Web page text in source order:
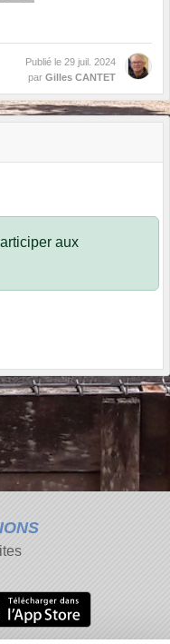
Publié le 29 juil. 2024
par Gilles CANTET
aux